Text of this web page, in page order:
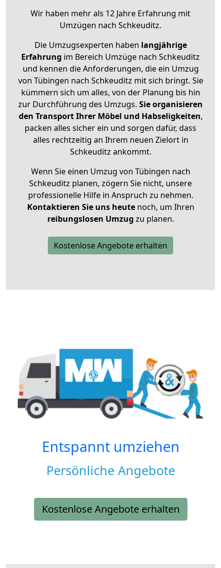
Wir haben mehr als 12 Jahre Erfahrung mit
Umzügen nach Schkeuditz.
Die Umzugsexperten haben langjährige
Erfahrung im Bereich Umzüge nach Schkeuditz
und kennen die Anforderungen, die ein Umzug
von Tübingen nach Schkeuditz mit sich bringt. Sie
kümmern sich um alles, von der Planung bis hin
zur Durchführung des Umzugs. Sie organisieren
den Transport Ihrer Möbel und Habseligkeiten,
packen alles sicher ein und sorgen dafür, dass
alles rechtzeitig an Ihrem neuen Zielort in
Schkeuditz ankommt.
Wenn Sie einen Umzug von Tübingen nach
Schkeuditz planen, zögern Sie nicht, unsere
professionelle Hilfe in Anspruch zu nehmen.
Kontaktieren Sie uns heutenoch, um Ihren
reibungslosen Umzug zu planen.
Kostenlose Angebote erhalten
Entspannt umziehen
Persönliche Angebote
Kostenlose Angebote erhalten